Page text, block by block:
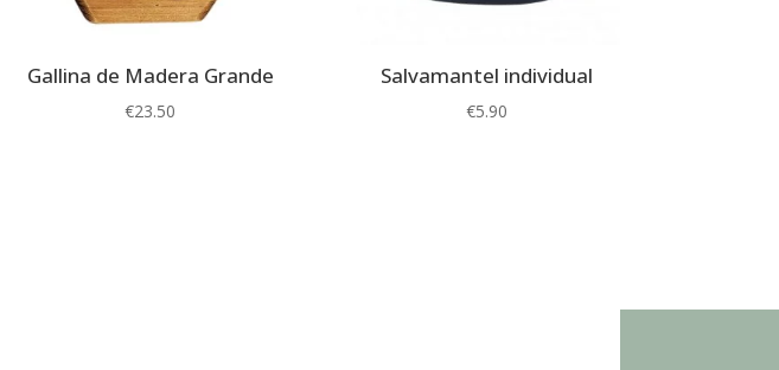
Gallina de Madera Grande
€23.50
Salvamantel individual
€5.90